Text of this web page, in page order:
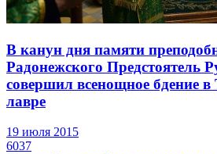
В канун дня памяти
Радонежского Предстоятель
совершил всенощное бдение
лавре
19 июля 2015
6037